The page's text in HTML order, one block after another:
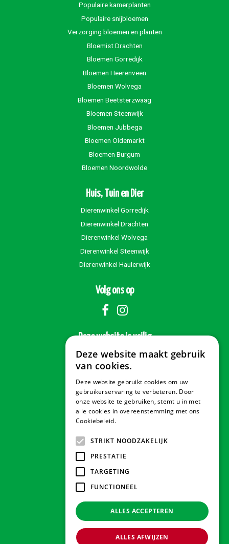
Populaire kamerplanten
Populaire snijbloemen
Verzorging bloemen en planten
Bloemist Drachten
Bloemen Gorredijk
Bloemen Heerenveen
Bloemen Wolvega
Bloemen Beetsterzwaag
Bloemen Steenwijk
Bloemen Jubbega
Bloemen Oldemarkt
Bloemen Burgum
Bloemen Noordwolde
Huis, Tuin en Dier
Dierenwinkel Gorredijk
Dierenwinkel Drachten
Dierenwinkel Wolvega
Dierenwinkel Steenwijk
Dierenwinkel Haulerwijk
Volg ons op
Deze website is veilig
Veilig betalen
Contact & Openingstijden
Tuindorado Gorredijk
Tuindorado Wolvega
Deze website maakt gebruik
van cookies.
Deze website gebruikt cookies om uw
gebruikerservaring te verbeteren. Door
onze website te gebruiken, stemt u in met
alle cookies in overeenstemming met ons
Cookiebeleid.
STRIKT NOODZAKELIJK
PRESTATIE
TARGETING
FUNCTIONEEL
ALLES ACCEPTEREN
ALLES AFWIJZEN